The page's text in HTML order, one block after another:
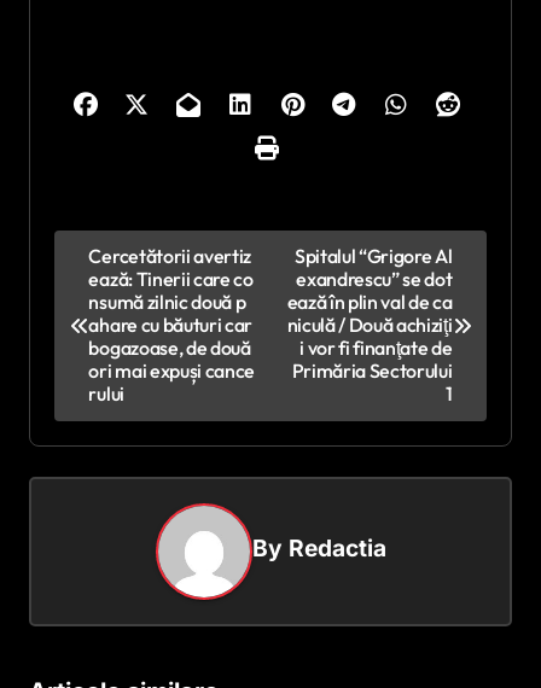
a
r
Cercetătorii avertiz
ează: Tinerii care co
nsumă zilnic două p
ahare cu băuturi car
bogazoase, de două
ori mai expuși cance
rului
Spitalul “Grigore Al
exandrescu” se dot
ează în plin val de ca
niculă / Două achiziţi
i vor fi finanţate de
Primăria Sectorului
1
By Redactia